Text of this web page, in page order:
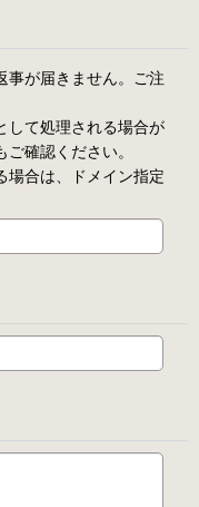
事が届きません。ご注
して処理される場合が
確認ください。
場合は、ドメイン指定